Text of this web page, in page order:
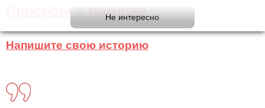
Просьбы о помощи
Напишите свою историю